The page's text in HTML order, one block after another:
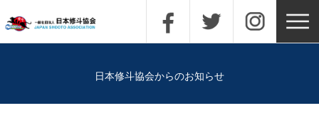
日本修斗協会からのお知らせ